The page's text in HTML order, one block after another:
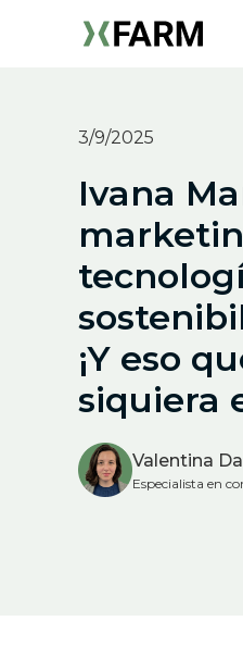
3/9/2025
Ivana
¡Y eso
siquiera
Valentina
Especialista en